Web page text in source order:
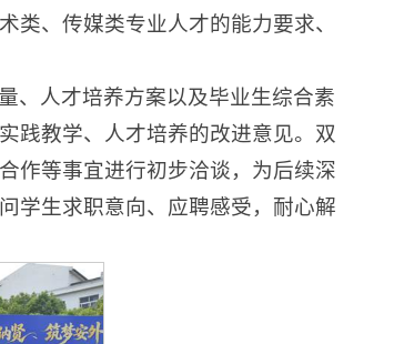
类、传媒类专业人才的能力要求、
、人才培养方案以及毕业生综合素
践教学、人才培养的改进意见。双
作等事宜进行初步洽谈，为后续深
学生求职意向、应聘感受，耐心解